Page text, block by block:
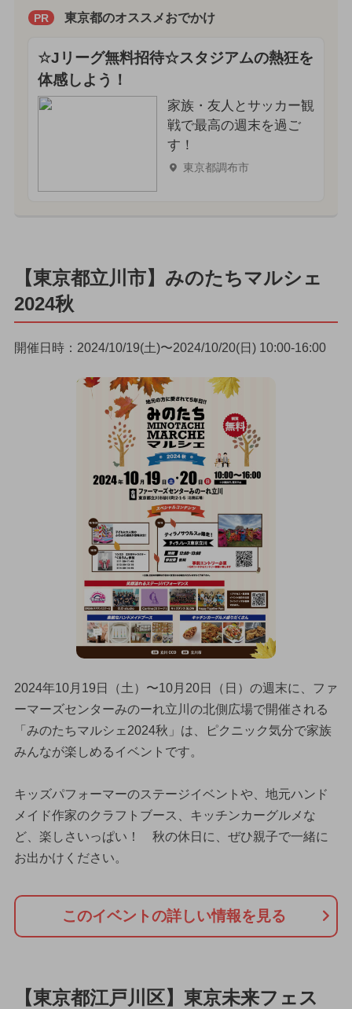
PR 東京都のオススメおでかけ
☆Jリーグ無料招待☆スタジアムの熱狂を
体感しよう！
家族・友人とサッカー観
戦で最高の週末を過ご
す！
東京都調布市
【東京都立川市】みのたちマルシェ
2024秋
開催日時：2024/10/19(土)〜2024/10/20(日) 10:00-16:00
2024年10月19日（土）〜10月20日（日）の週末に、ファ
ーマーズセンターみのーれ立川の北側広場で開催される
「みのたちマルシェ2024秋」は、ピクニック気分で家族
みんなが楽しめるイベントです。
キッズパフォーマーのステージイベントや、地元ハンド
メイド作家のクラフトブース、キッチンカーグルメな
ど、楽しさいっぱい！ 秋の休日に、ぜひ親子で一緒に
お出かけください。
このイベントの詳しい情報を見る
【東京都江戸川区】東京未来フェス